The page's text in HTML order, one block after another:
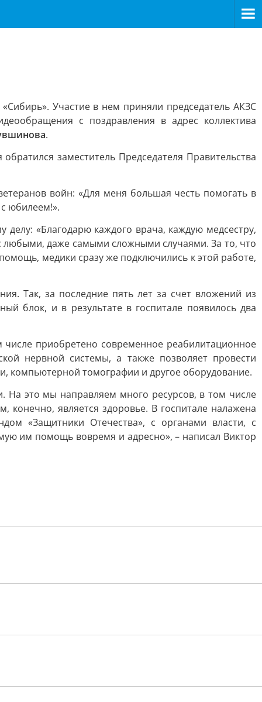
Участие в нем приняли председатель АКЗС
с поздравления в адрес коллектива
.
заместитель Председателя Правительства
войн: «Для меня большая честь помогать в
юбилеем!».
«Благодарю каждого врача, каждую медсестру,
любыми, даже самыми сложными случаями. За то, что
медики сразу же подключились к этой работе,
Так, за последние пять лет за счет вложений из
блок, и в результате в госпитале появилось два
приобретено современное реабилитационное
нервной системы, а также позволяет провести
компьютерной томографии и другое оборудование.
это мы направляем много ресурсов, в том числе
является здоровье. В госпитале налажена
«Защитники Отечества», с органами власти, с
им помощь вовремя и адресно», – написал Виктор